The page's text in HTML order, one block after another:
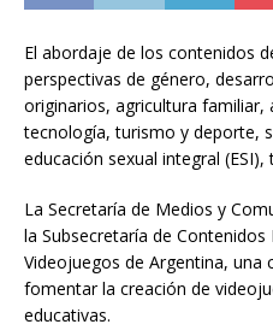
El abordaje de los contenidos
perspectivas de género,
originarios, agricultura familiar,
tecnología, turismo y deporte,
educación sexual integral
La Secretaría de Medios y
la Subsecretaría de Contenidos
Videojuegos de Argentina,
fomentar la creación de
educativas.